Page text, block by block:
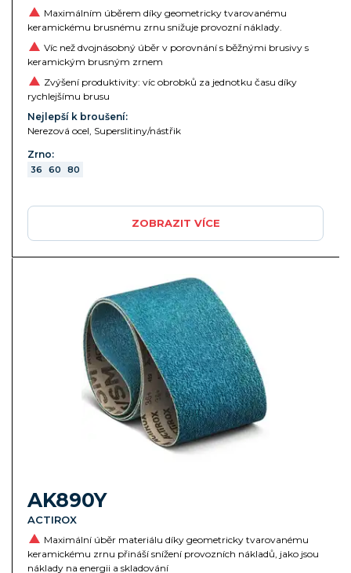
Maximálním úběrem díky geometricky tvarovanému
keramickému brusnému zrnu snižuje provozní náklady.
Víc než dvojnásobný úběr v porovnání s běžnými brusivy s
keramickým brusným zrnem
Zvýšení produktivity: víc obrobků za jednotku času díky
rychlejšímu brusu
Nejlepší k broušení:
Nerezová ocel, Superslitiny/nástřik
Zrno:
36 60 80
ZOBRAZIT VÍCE
AK890Y
ACTIROX
Maximální úběr materiálu díky geometricky tvarovanému
keramickému zrnu přináší snížení provozních nákladů, jako jsou
náklady na energii a skladování